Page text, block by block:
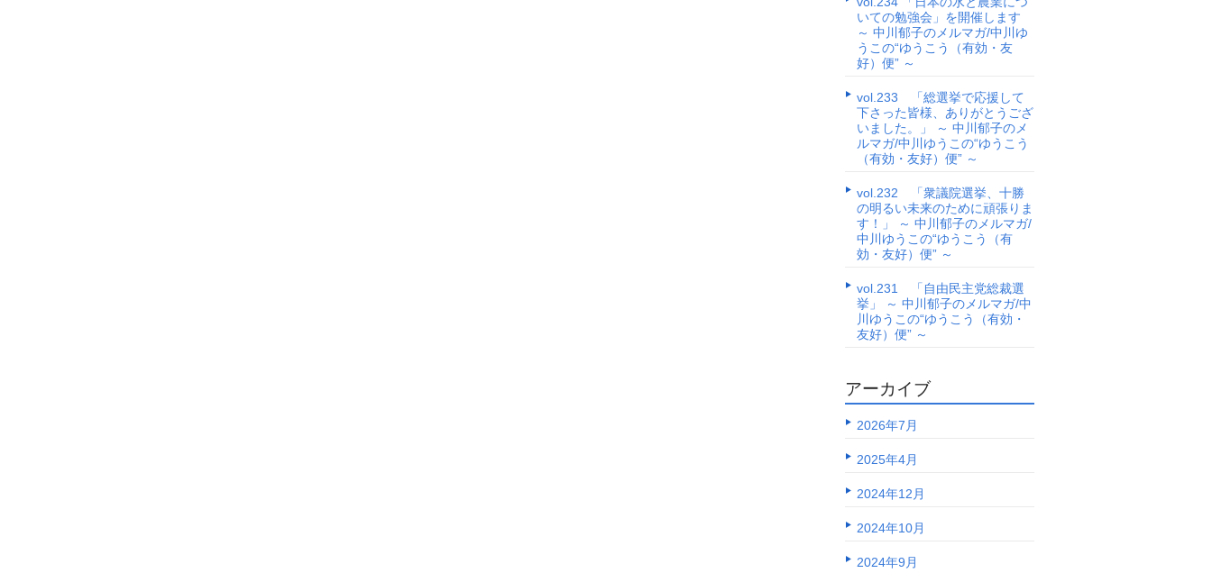
いての勉強会」を開催します
～ 中川郁子のメルマガ/中川ゆ
うこの“ゆうこう（有効・友
好）便” ～
vol.233 「総選挙で応援して
下さった皆様、ありがとうござ
いました。」 ～ 中川郁子のメ
ルマガ/中川ゆうこの“ゆうこう
（有効・友好）便” ～
vol.232 「衆議院選挙、十勝
の明るい未来のために頑張りま
す！」 ～ 中川郁子のメルマガ/
中川ゆうこの“ゆうこう（有
効・友好）便” ～
vol.231 「自由民主党総裁選
挙」 ～ 中川郁子のメルマガ/中
川ゆうこの“ゆうこう（有効・
友好）便” ～
アーカイブ
2026年7月
2025年4月
2024年12月
2024年10月
2024年9月